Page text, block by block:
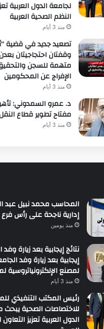
لجامعة الدول العربية
النظم الصحية العربية
منذ 3 أيام
تصعيد جديد في قضية
وقفتان احتجاجيتان
متهمة للسجن
الإفراج عن المحكومين
منذ 3 أيام
د. عمرو السمدوني:
مفتاح تطوير قطاع
منذ 3 أيام
المحاسب محمد نبيل عبد
إدارية ناجحة على رأس
منذ يومين
نتائج إيجابية بعد زيارة
إيجابية بعد زيارة وفد
لمصنع الإلكترونياتروسية
منذ 3 أيام
رئيس المكتب التنفيذي
للاختصاصات الصحية يبحث
الدول العربية تعزيز